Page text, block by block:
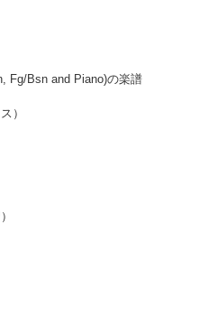
Fg/Bsn and Piano)の楽譜
）